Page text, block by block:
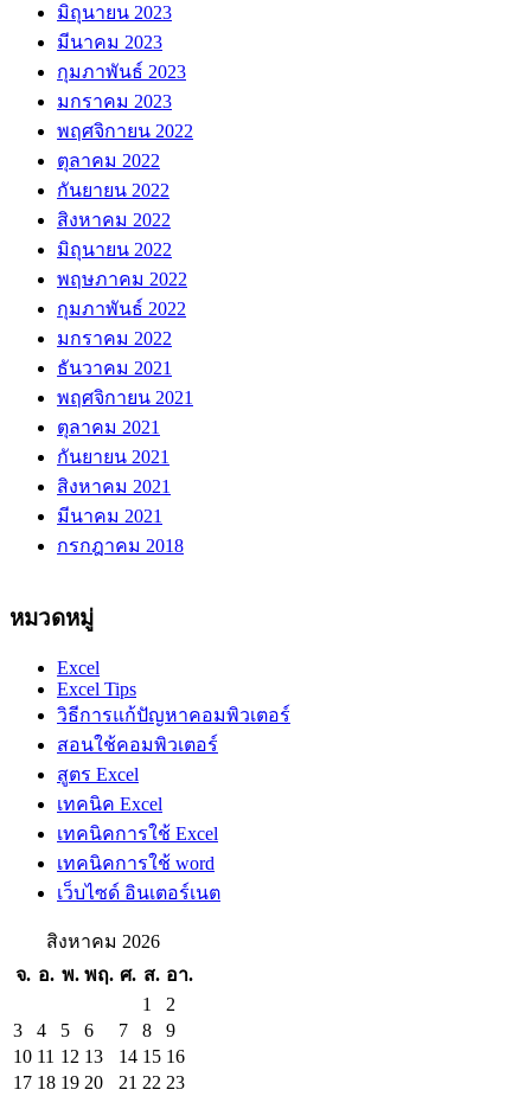
มิถุนายน 2023
มีนาคม 2023
กุมภาพันธ์ 2023
มกราคม 2023
พฤศจิกายน 2022
ตุลาคม 2022
กันยายน 2022
สิงหาคม 2022
มิถุนายน 2022
พฤษภาคม 2022
กุมภาพันธ์ 2022
มกราคม 2022
ธันวาคม 2021
พฤศจิกายน 2021
ตุลาคม 2021
กันยายน 2021
สิงหาคม 2021
มีนาคม 2021
กรกฎาคม 2018
หมวดหมู่
Excel
Excel Tips
วิธีการแก้ปัญหาคอมพิวเตอร์
สอนใช้คอมพิวเตอร์
สูตร Excel
เทคนิค Excel
เทคนิคการใช้ Excel
เทคนิคการใช้ word
เว็บไซด์ อินเตอร์เนต
สิงหาคม 2026
จ. อ. พ. พฤ. ศ. ส. อา.
1
2
3
4 5 6 7 8
9
10 11 12 13 14 15 16
17 18 19 20 21 22 23